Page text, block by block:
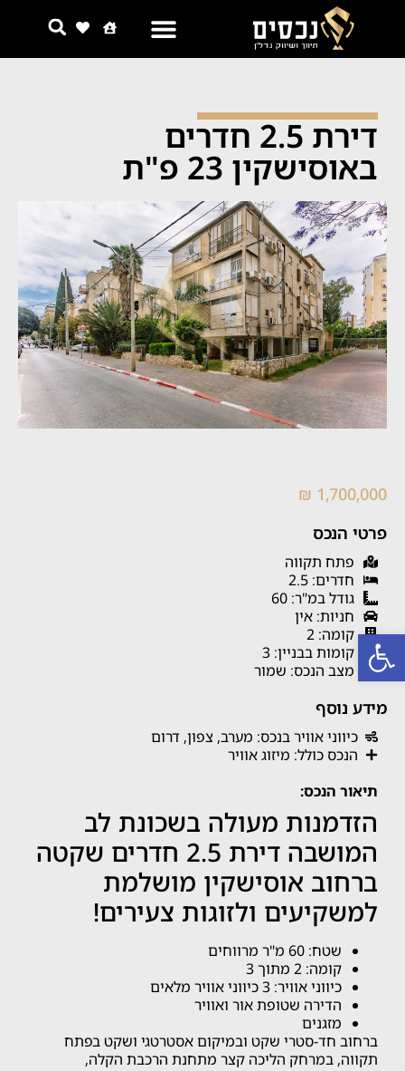
פתח סרגל נגישות
דירת 2.5 חדרים
באוסישקין 23 פ"ת
1,700,000 ₪
פרטי הנכס
פתח תקווה
חדרים: 2.5
גודל במ"ר: 60
חניות: אין
קומה: 2
קומות בבניין: 3
מצב הנכס: שמור
מידע נוסף
כיווני אוויר בנכס: מערב, צפון, דרום
הנכס כולל: מיזוג אוויר
תיאור הנכס:
הזדמנות מעולה בשכונת לב
המושבה דירת 2.5 חדרים שקטה
ברחוב אוסישקין מושלמת
למשקיעים ולזוגות צעירים!
שטח: 60 מ"ר מרווחים
קומה: 2 מתוך 3
כיווני אוויר: 3 כיווני אוויר מלאים
הדירה שטופת אור ואוויר
מזגנים
ברחוב חד-סטרי שקט ובמיקום אסטרטגי ושקט בפתח
תקווה, במרחק הליכה קצר מתחנת הרכבת הקלה,